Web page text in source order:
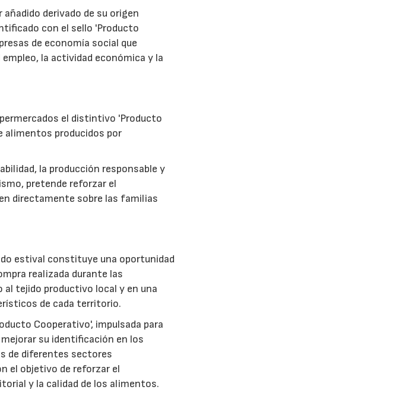
derivado de su origen
con el sello 'Producto
de economía social que
la actividad económica y la
el distintivo 'Producto
alimentos producidos por
la producción responsable y
pretende reforzar el
directamente sobre las familias
estival constituye una oportunidad
realizada durante las
al tejido productivo local y en una
de cada territorio.
Cooperativo', impulsada para
su identificación en los
de diferentes sectores
el objetivo de reforzar el
y la calidad de los alimentos.